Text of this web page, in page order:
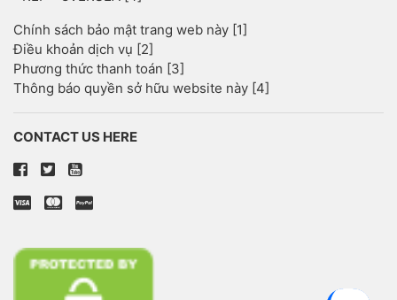
Chính sách bảo mật trang web này [1]
Điều khoản dịch vụ [2]
Phương thức thanh toán [3]
Thông báo quyền sở hữu website này [4]
CONTACT US HERE